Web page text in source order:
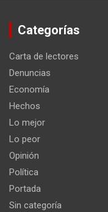
Categorías
Carta de lectores
Denuncias
Economía
Hechos
Lo mejor
Lo peor
Opinión
Política
Portada
Sin categoría